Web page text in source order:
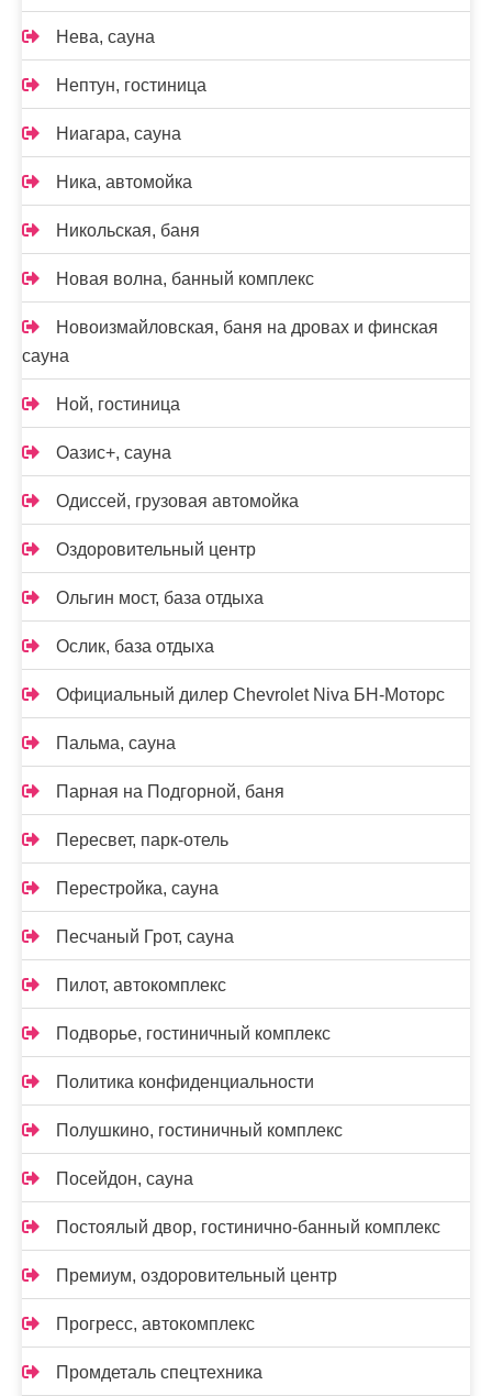
Нева, сауна
Нептун, гостиница
Ниагара, сауна
Ника, автомойка
Никольская, баня
Новая волна, банный комплекс
Новоизмайловская, баня на дровах и финская
сауна
Ной, гостиница
Оазис+, сауна
Одиссей, грузовая автомойка
Оздоровительный центр
Ольгин мост, база отдыха
Ослик, база отдыха
Официальный дилер Chevrolet Niva БН-Моторс
Пальма, сауна
Парная на Подгорной, баня
Пересвет, парк-отель
Перестройка, сауна
Песчаный Грот, сауна
Пилот, автокомплекс
Подворье, гостиничный комплекс
Политика конфиденциальности
Полушкино, гостиничный комплекс
Посейдон, сауна
Постоялый двор, гостинично-банный комплекс
Премиум, оздоровительный центр
Прогресс, автокомплекс
Промдеталь спецтехника